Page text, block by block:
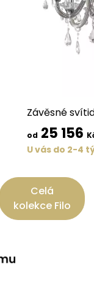
Závěsné
od 25 156
U vás do 2-4
Celá
kolekce Filo